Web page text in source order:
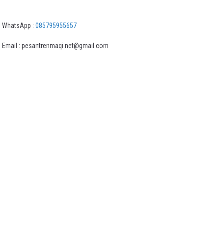
WhatsApp : 085795955657
Email : pesantrenmaqi.net@gmail.com